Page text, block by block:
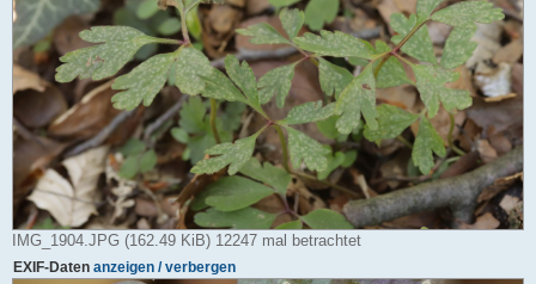
IMG_1904.JPG (162.49 KiB) 12247 mal betrachtet
EXIF-Daten anzeigen / verbergen